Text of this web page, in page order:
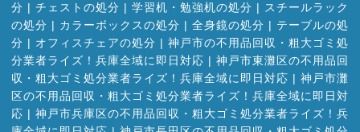
分 | チェストの処分 | 学習机・勉強机の処分 | スチールラック
の処分 | カラーボックスの処分 | 全身鏡の処分 | テーブルの処
分 | オフィスチェアの処分 | 神戸市の不用品回収・粗大ゴミ処
分業者ライズ！兵庫全域に即日対応 | 神戸市東灘区の不用品回
収・粗大ゴミ処分業者ライズ！兵庫全域に即日対応 | 神戸市灘
区の不用品回収・粗大ゴミ処分業者ライズ！兵庫全域に即日対
応 | 神戸市兵庫区の不用品回収・粗大ゴミ処分業者ライズ！兵